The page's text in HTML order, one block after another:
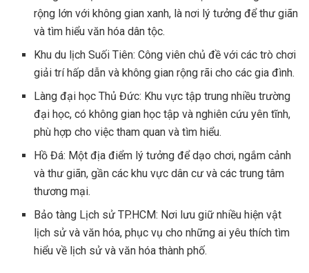
rộng lớn với không gian xanh, là nơi lý tưởng để thư giãn
và tìm hiểu văn hóa dân tộc.
Khu du lịch Suối Tiên: Công viên chủ đề với các trò chơi
giải trí hấp dẫn và không gian rộng rãi cho các gia đình.
Làng đại học Thủ Đức: Khu vực tập trung nhiều trường
đại học, có không gian học tập và nghiên cứu yên tĩnh,
phù hợp cho việc tham quan và tìm hiểu.
Hồ Đá: Một địa điểm lý tưởng để dạo chơi, ngắm cảnh
và thư giãn, gần các khu vực dân cư và các trung tâm
thương mại.
Bảo tàng Lịch sử TP.HCM: Nơi lưu giữ nhiều hiện vật
lịch sử và văn hóa, phục vụ cho những ai yêu thích tìm
hiểu về lịch sử và văn hóa thành phố.